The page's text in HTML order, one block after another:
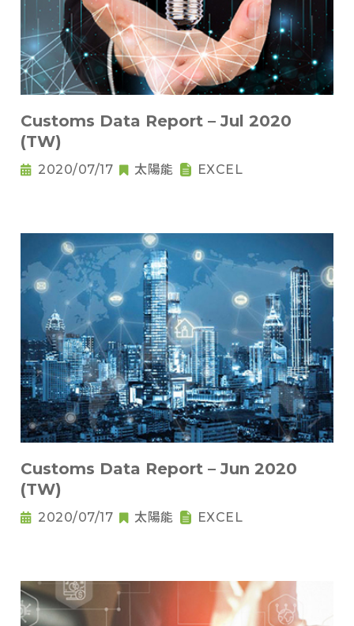
Customs Data Report – Jul 2020
(TW)
2020/07/17 太陽能 EXCEL
Customs Data Report – Jun 2020
(TW)
2020/07/17 太陽能 EXCEL